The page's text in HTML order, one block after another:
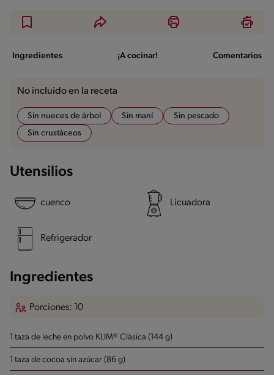
Ingredientes ¡A cocinar! Comentarios
No incluido en la receta
Sin nueces de árbol Sin maní
Sin pescado
Sin crustáceos
Utensilios
cuenco Licuadora
Refrigerador
Ingredientes
Porciones: 10
1 taza de leche en polvo KLIM® Clásica (144 g)
1 taza de cocoa sin azúcar (86 g)